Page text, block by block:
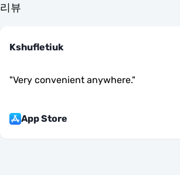
리뷰
Kshufletiuk
"Very convenient anywhere."
App Store